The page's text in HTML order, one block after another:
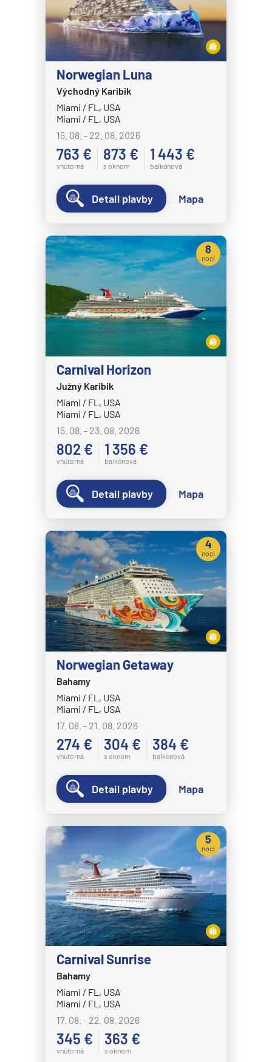
Norwegian Luna
Východný Karibik
Miami / FL, USA
Miami / FL, USA
15. 08. - 22. 08. 2026
763 €
vnútorná
873 €
s oknom
1 443 €
balkónová
Detail plavby Mapa
Carnival Horizon
Južný Karibik
Miami / FL, USA
Miami / FL, USA
15. 08. - 23. 08. 2026
802 €
vnútorná
1 356 €
balkónová
8
nocí
Detail plavby Mapa
Norwegian Getaway
Bahamy
Miami / FL, USA
Miami / FL, USA
17. 08. - 21. 08. 2026
274 €
vnútorná
304 €
s oknom
384 €
balkónová
4
noci
Detail plavby Mapa
Carnival Sunrise
Bahamy
Miami / FL, USA
Miami / FL, USA
17. 08. - 22. 08. 2026
345 €
vnútorná
363 €
s oknom
5
nocí